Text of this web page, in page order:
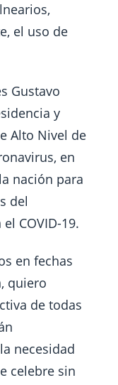
el uso de
Gustavo
y
Alto Nivel de
en
nación para
del
COVID-19.
en fechas
quiero
de todas
necesidad
celebre sin